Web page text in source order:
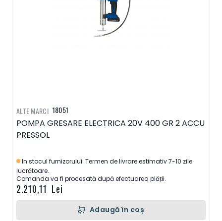
18051
POMPA GRESARE ELECTRICA 20V 400 GR 2 ACCU
PRESSOL
In stocul furnizorului. Termen de livrare estimativ 7-10 zile
lucrătoare.
Comanda va fi procesată după efectuarea plății.
2.210,11 Lei
ALTE MARCI
Adaugă în coș